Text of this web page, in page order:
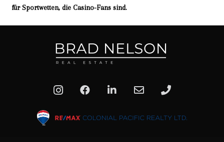
für Sportwetten, die Casino-Fans sind.